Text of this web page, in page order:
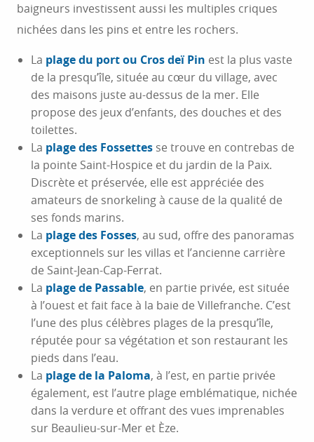
baigneurs investissent aussi les multiples criques
nichées dans les pins et entre les rochers.
La plage du port ou Cros deï Pin est la plus vaste
de la presqu’île, située au cœur du village, avec
des maisons juste au-dessus de la mer. Elle
propose des jeux d’enfants, des douches et des
toilettes.
La plage des Fossettes se trouve en contrebas de
la pointe Saint-Hospice et du jardin de la Paix.
Discrète et préservée, elle est appréciée des
amateurs de snorkeling à cause de la qualité de
ses fonds marins.
La plage des Fosses, au sud, offre des panoramas
exceptionnels sur les villas et l’ancienne carrière
de Saint-Jean-Cap-Ferrat.
La plage de Passable, en partie privée, est située
à l’ouest et fait face à la baie de Villefranche. C’est
l’une des plus célèbres plages de la presqu’île,
réputée pour sa végétation et son restaurant les
pieds dans l’eau.
La plage de la Paloma, à l’est, en partie privée
également, est l’autre plage emblématique, nichée
dans la verdure et offrant des vues imprenables
sur Beaulieu-sur-Mer et Èze.